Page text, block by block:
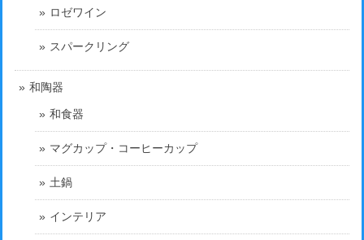
ロゼワイン
スパークリング
和陶器
和食器
マグカップ・コーヒーカップ
土鍋
インテリア